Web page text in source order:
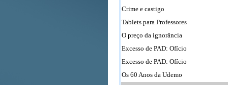
Crime e castigo
Tablets para Professores
O preço da ignorância
Excesso de PAD: Ofício
Excesso de PAD: Ofício
Os 60 Anos da Udemo